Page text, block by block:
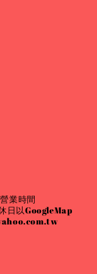
業時間
日以GoogleMap